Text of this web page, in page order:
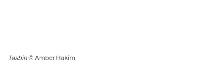
Tasbih© Amber Hakim